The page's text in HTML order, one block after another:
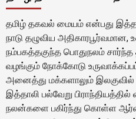
தமிழ் தகவல் மையம் என்பது
நாடு தழுவிய
நம்பகத்தகுந்த பொதுநலம்
வழங்கும் நோக்கோடு
அனைத்து மக்களாலும்
இத்தாலி பல்வேறு
நலன்களை பகிர்ந்து கொள்ள